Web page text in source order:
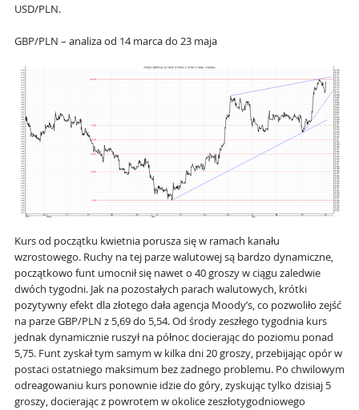
USD/PLN.
GBP/PLN – analiza od 14 marca do 23 maja
Kurs od początku kwietnia porusza się w ramach kanału
wzrostowego. Ruchy na tej parze walutowej są bardzo dynamiczne,
początkowo funt umocnił się nawet o 40 groszy w ciągu zaledwie
dwóch tygodni. Jak na pozostałych parach walutowych, krótki
pozytywny efekt dla złotego dała agencja Moody’s, co pozwoliło zejść
na parze GBP/PLN z 5,69 do 5,54. Od środy zeszłego tygodnia kurs
jednak dynamicznie ruszył na północ docierając do poziomu ponad
5,75. Funt zyskał tym samym w kilka dni 20 groszy, przebijając opór w
postaci ostatniego maksimum bez żadnego problemu. Po chwilowym
odreagowaniu kurs ponownie idzie do góry, zyskując tylko dzisiaj 5
groszy, docierając z powrotem w okolice zeszłotygodniowego